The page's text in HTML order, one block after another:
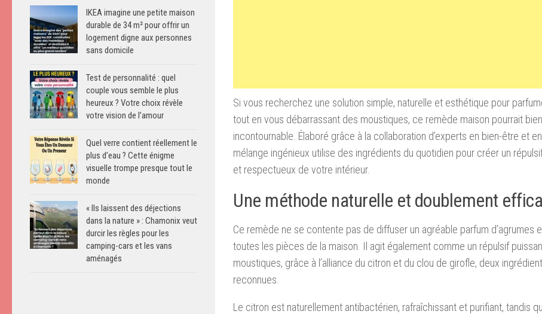
Si vous recherchez une solution simple, naturelle et esthétique pour
tout en vous débarrassant des moustiques, ce remède maison pourrait
incontournable. Élaboré grâce à la collaboration d’experts en bien-être et
mélange ingénieux utilise des ingrédients du quotidien pour créer un
et respectueux de votre intérieur.
Une méthode naturelle et doublement
Ce remède ne se contente pas de diffuser un agréable parfum d’agrumes
toutes les pièces de la maison. Il agit également comme un répulsif
moustiques, grâce à l’alliance du citron et du clou de girofle, deux
reconnues.
Le citron est naturellement antibactérien, rafraîchissant et purifiant, tandis
IKEA imagine une petite maison
durable de 34 m² pour offrir un
logement digne aux personnes
sans domicile
Test de personnalité : quel
couple vous semble le plus
heureux ? Votre choix révèle
votre vision de l’amour
Quel verre contient réellement le
plus d’eau ? Cette énigme
visuelle trompe presque tout le
monde
« Ils laissent des déjections
dans la nature » : Chamonix veut
durcir les règles pour les
camping-cars et les vans
aménagés